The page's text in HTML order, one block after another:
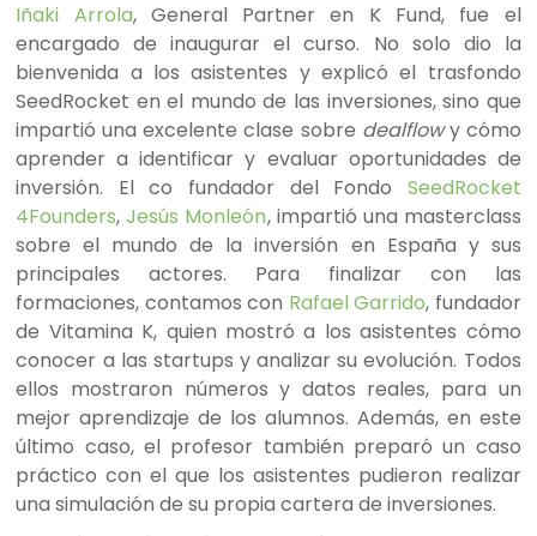
Iñaki Arrola, General Partner en K Fund, fue el
encargado de inaugurar el curso. No solo dio la
bienvenida a los asistentes y explicó el trasfondo
SeedRocket en el mundo de las inversiones, sino que
impartió una excelente clase sobre dealflowy cómo
aprender a identificar y evaluar oportunidades de
inversión. El co fundador del Fondo SeedRocket
4Founders,Jesús Monleón, impartió una masterclass
sobre el mundo de la inversión en España y sus
principales actores. Para finalizar con las
formaciones, contamos con Rafael Garrido, fundador
de Vitamina K, quien mostró a los asistentes cómo
conocer a las startups y analizar su evolución. Todos
ellos mostraron números y datos reales, para un
mejor aprendizaje de los alumnos. Además, en este
último caso, el profesor también preparó un caso
práctico con el que los asistentes pudieron realizar
una simulación de su propia cartera de inversiones.